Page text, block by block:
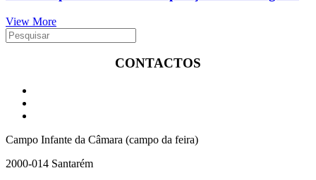
View More
CONTACTOS
Campo Infante da Câmara (campo da feira)
2000-014 Santarém